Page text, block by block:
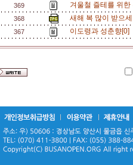
369 겨울철 즐테를 위
368 새해 복 많이 받으
367 이도령과 성춘향[0]